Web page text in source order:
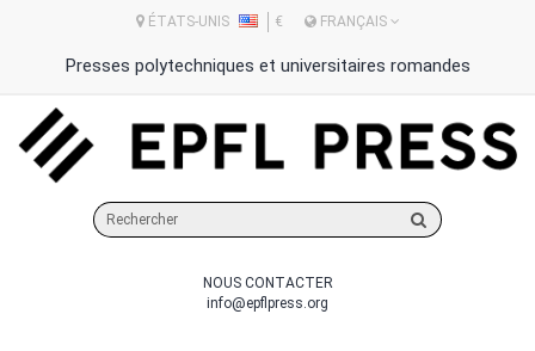
ÉTATS-UNIS € FRANÇAIS
Presses polytechniques et universitaires romandes
sur
site
NOUS CONTACTER
info@epflpress.org